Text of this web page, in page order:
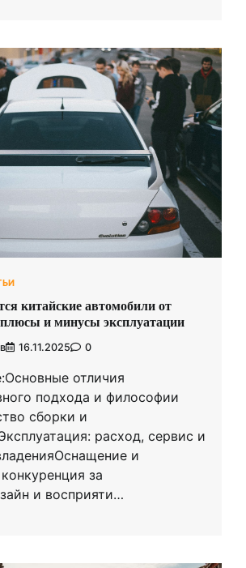
китайские автомобили от
плюсы и минусы эксплуатации
16.11.2025 0
отличия
подхода и философии
сборки и
расход, сервис и
и
за
и восприяти…